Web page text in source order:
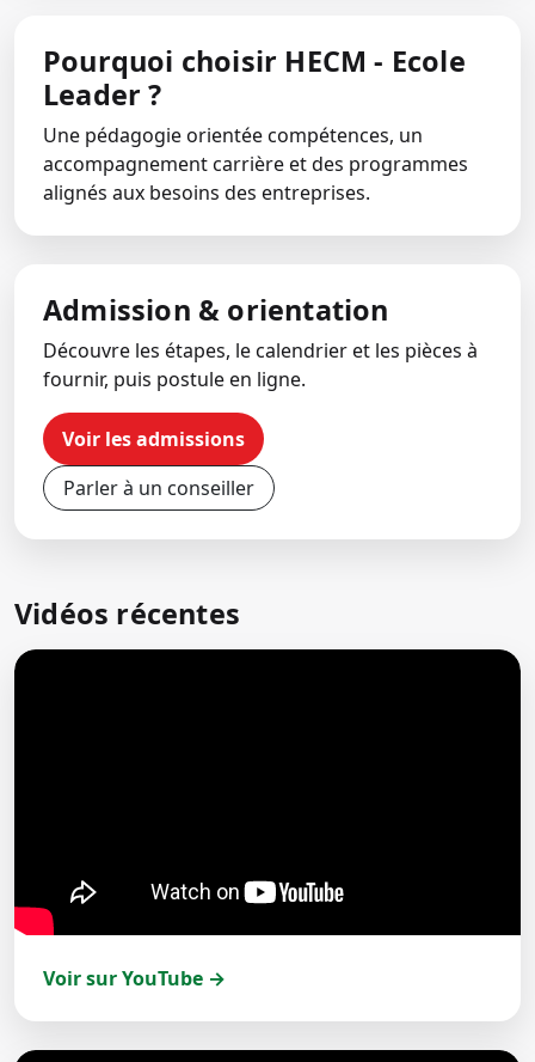
Pourquoi choisir HECM - Ecole
Leader ?
Une pédagogie orientée compétences, un
accompagnement carrière et des programmes
alignés aux besoins des entreprises.
Admission & orientation
Découvre les étapes, le calendrier et les pièces à
fournir, puis postule en ligne.
Voir les admissions
Parler à un conseiller
Vidéos récentes
Voir sur YouTube →